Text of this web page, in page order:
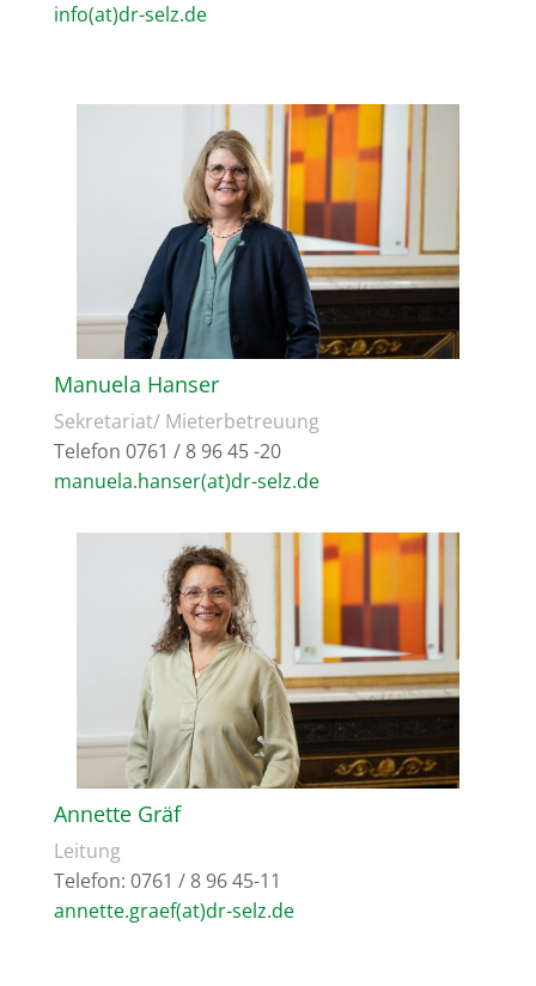
info(at)dr-selz.de
Manuela Hanser
Sekretariat/ Mieterbetreuung
Telefon 0761 / 8 96 45 -20
manuela.hanser(at)dr-selz.de
Annette Gräf
Leitung
Telefon: 0761 / 8 96 45-11
annette.graef(at)dr-selz.de